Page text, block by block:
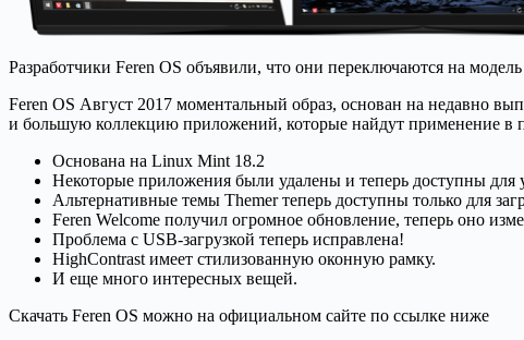
Разработчики Feren OS объявили, что они переключаются на
Feren OS Август 2017 моментальный образ, основан на недавно
и большую коллекцию приложений, которые найдут применение
Основана на Linux Mint 18.2
Некоторые приложения были удалены и теперь доступны
Альтернативные темы Themer теперь доступны только для
Feren Welcome получил огромное обновление, теперь оно
Проблема с USB-загрузкой теперь исправлена!
HighContrast имеет стилизованную оконную рамку.
И еще много интересных вещей.
Скачать Feren OS можно на официальном сайте по ссылке ниже